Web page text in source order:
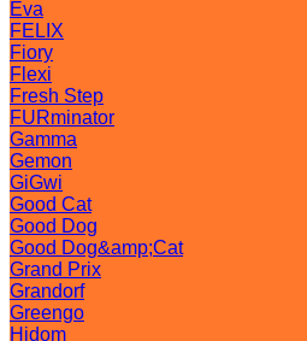
Eva
FELIX
Fiory
Flexi
Fresh Step
FURminator
Gamma
Gemon
GiGwi
Good Cat
Good Dog
Good Dog&amp;Cat
Grand Prix
Grandorf
Greengo
Hidom